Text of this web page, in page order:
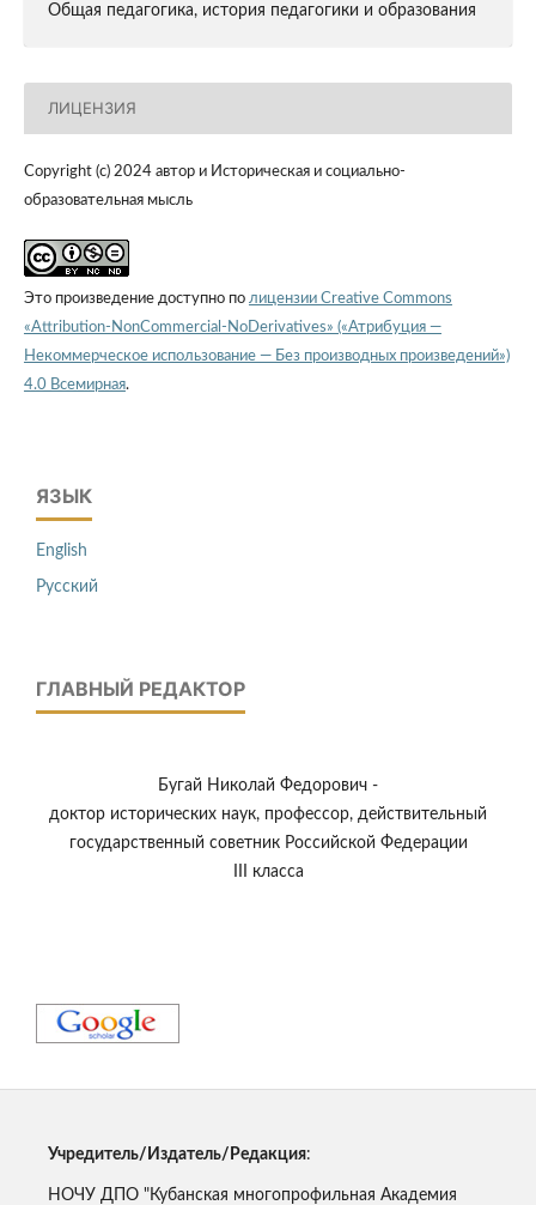
Общая педагогика, история педагогики и образования
ЛИЦЕНЗИЯ
Copyright (c) 2024 автор и Историческая и социально-
образовательная мысль
Это произведение доступно по лицензии Creative Commons
«Attribution-NonCommercial-NoDerivatives» («Атрибуция —
Некоммерческое использование — Без производных произведений»)
4.0 Всемирная.
ЯЗЫК
English
Русский
ГЛАВНЫЙ РЕДАКТОР
Бугай Николай Федорович -
доктор исторических наук, профессор, действительный
государственный советник Российской Федерации
III класса
Учредитель/Издатель/Редакция:
НОЧУ ДПО "Кубанская многопрофильная Академия